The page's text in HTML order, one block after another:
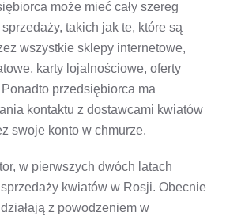
może mieć cały szereg
takich jak te, które są
wszystkie sklepy internetowe,
karty lojalnościowe, oferty
przedsiębiorca ma
kontaktu z dostawcami kwiatów
swoje konto w chmurze.
w pierwszych dwóch latach
kwiatów w Rosji. Obecnie
z powodzeniem w